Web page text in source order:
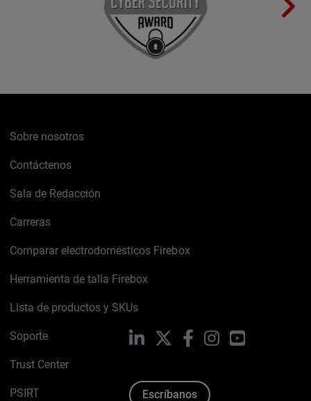
Sobre nosotros
Contáctenos
Sala de Redacción
Carreras
Comparar electrodomésticos Firebox
Herramienta de talla Firebox
Lista de productos y SKUs
Soporte
Trust Center
PSIRT
LinkedIn FacebookInstagramYouTube
Escríbanos